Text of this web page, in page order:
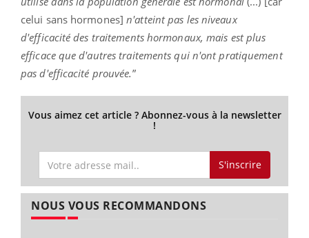
celui sans hormones]n'atteint pas les niveaux
d'efficacité des traitements hormonaux, mais est plus
efficace que d'autres traitements qui n'ont pratiquement
pas d'efficacité prouvée.”
Vous aimez cet article ? Abonnez-vous à la newsletter
!
S'inscrire
NOUS VOUS RECOMMANDONS